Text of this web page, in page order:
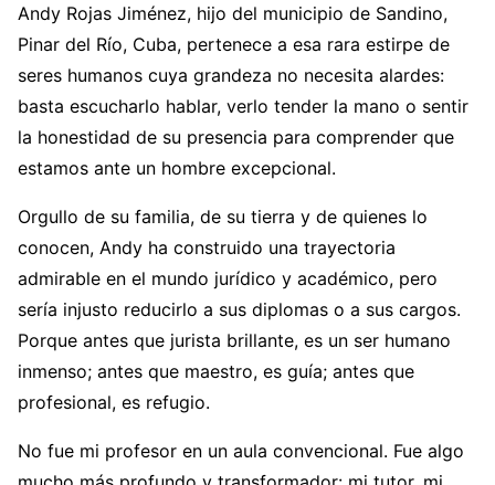
Andy Rojas Jiménez, hijo del municipio de Sandino,
Pinar del Río, Cuba, pertenece a esa rara estirpe de
seres humanos cuya grandeza no necesita alardes:
basta escucharlo hablar, verlo tender la mano o sentir
la honestidad de su presencia para comprender que
estamos ante un hombre excepcional.
Orgullo de su familia, de su tierra y de quienes lo
conocen, Andy ha construido una trayectoria
admirable en el mundo jurídico y académico, pero
sería injusto reducirlo a sus diplomas o a sus cargos.
Porque antes que jurista brillante, es un ser humano
inmenso; antes que maestro, es guía; antes que
profesional, es refugio.
No fue mi profesor en un aula convencional. Fue algo